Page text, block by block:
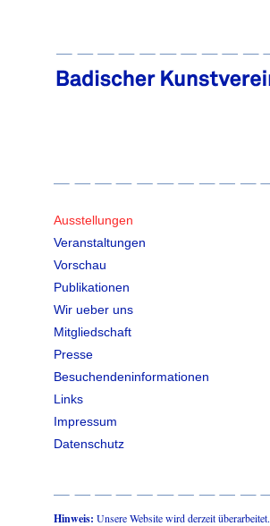
Ausstellungen
Veranstaltungen
Vorschau
Publikationen
Wir ueber uns
Mitgliedschaft
Presse
Besuchendeninformationen
Links
Impressum
Datenschutz
Hinweis: Unsere Website wird derzeit überarbeitet.